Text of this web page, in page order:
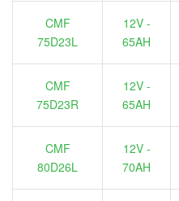
CMF
75D23L
12V -
65AH
CMF
75D23R
12V -
65AH
CMF
80D26L
12V -
70AH